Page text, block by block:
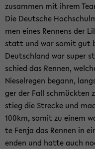
zu­sam­men mit ihrem
Die Deut­sche
men eines Ren­nens der
statt und war somit gut
Deutsch­land war super
schied das Ren­nen,
Nie­sel­re­gen be­gann,
ger der Fall schmück­ten
stieg die Stre­cke und
100km, somit zu einem
te Fenja das Ren­nen in
en­den und hatte auch